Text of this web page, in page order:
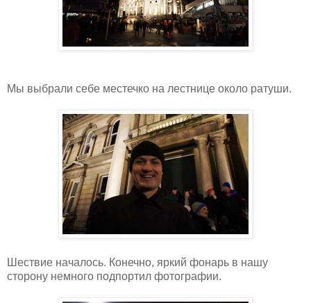
Мы выбрали себе местечко на лестнице около ратуши.
Шествие началось. Конечно, яркий фонарь в нашу
сторону немного подпортил фотографии.